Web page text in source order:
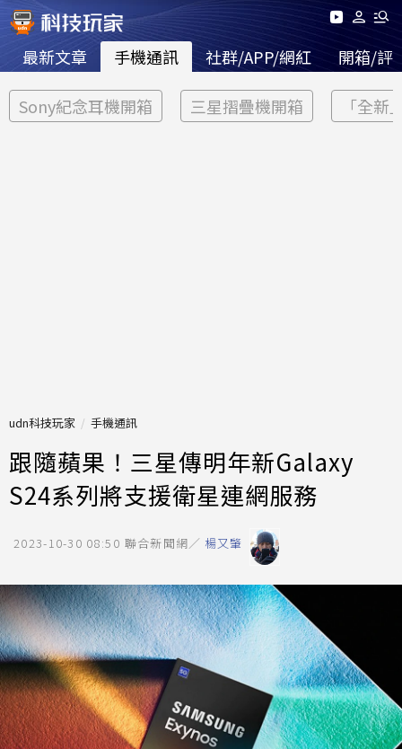
最新文章 手機通訊 社群/APP/網紅 開箱/評
Sony紀念耳機開箱 三星摺疊機開箱 「全新
udn科技玩家 手機通訊
跟隨蘋果！三星傳明年新Galaxy
S24系列將支援衛星連網服務
2023-10-30 08:50 聯合新聞網／ 楊又肇